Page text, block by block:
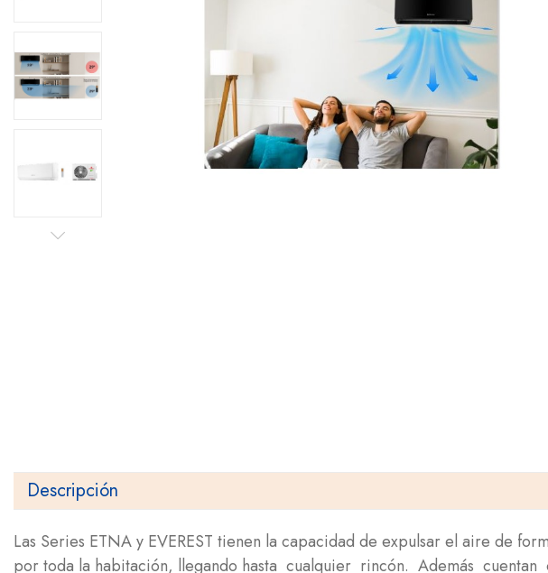
Descripción
Las Series ETNA y EVEREST tienen la capacidad de expulsar el aire de
por toda la habitación, llegando hasta cualquier rincón. Además cuentan